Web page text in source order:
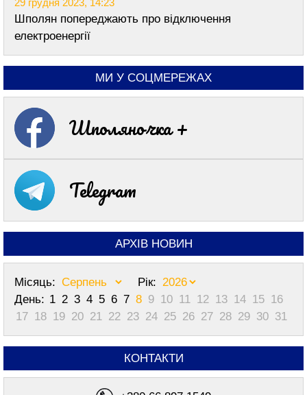
Шполян попереджають про відключення
електроенергії
МИ У СОЦМЕРЕЖАХ
Шполяночка +
Telegram
АРХІВ НОВИН
Місяць:
Рік:
День: 1 2 3 4 5 6 7 8 9 10 11 12 13 14 15 16
17 18 19 20 21 22 23 24 25 26 27 28 29 30 31
КОНТАКТИ